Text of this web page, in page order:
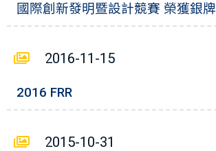
國際創新發明暨設計競賽 榮獲銀牌
2016-11-15
2016 FRR
2015-10-31